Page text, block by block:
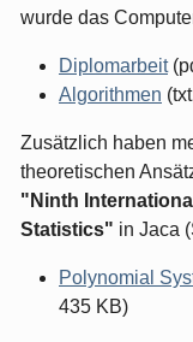
wurde das
Diplomarbeit
Algorithmen
Zusätzlich haben
theoretischen
"Ninth
Statistics" in Jaca
Polynomial
435 KB)